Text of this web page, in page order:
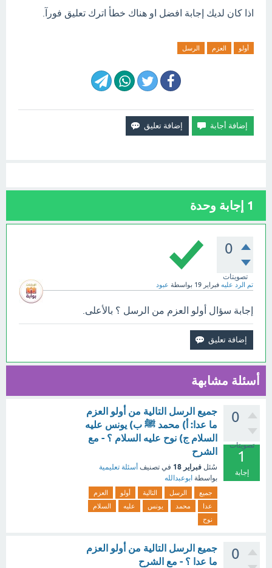
اذا كان لديك إجابة افضل او هناك خطأ اترك تعليق فورآ.
أولو العزم الرسل
1 إجابة وحدة
0
تصويتات
تم الرد عليه فبراير 19 بواسطة عبود
إجابة سؤال أولو العزم من الرسل ؟ بالأعلى.
أسئلة مشابهة
0
تصويتات
1
إجابة
جميع الرسل التالية من أولو العزم
ما عدا: أ) محمد ﷺ ب) يونس عليه
السلام ج) نوح عليه السلام ؟ - مع
الشرح
سُئل فبراير 18 في تصنيف أسئلة تعليمية
بواسطة ابوعبدالله
جميع الرسل التالية أولو
العزم
عدا
محمد يونس عليه
السلام
نوح
0
جميع الرسل التالية من أولو العزم
ما عدا ؟ - مع الشرح